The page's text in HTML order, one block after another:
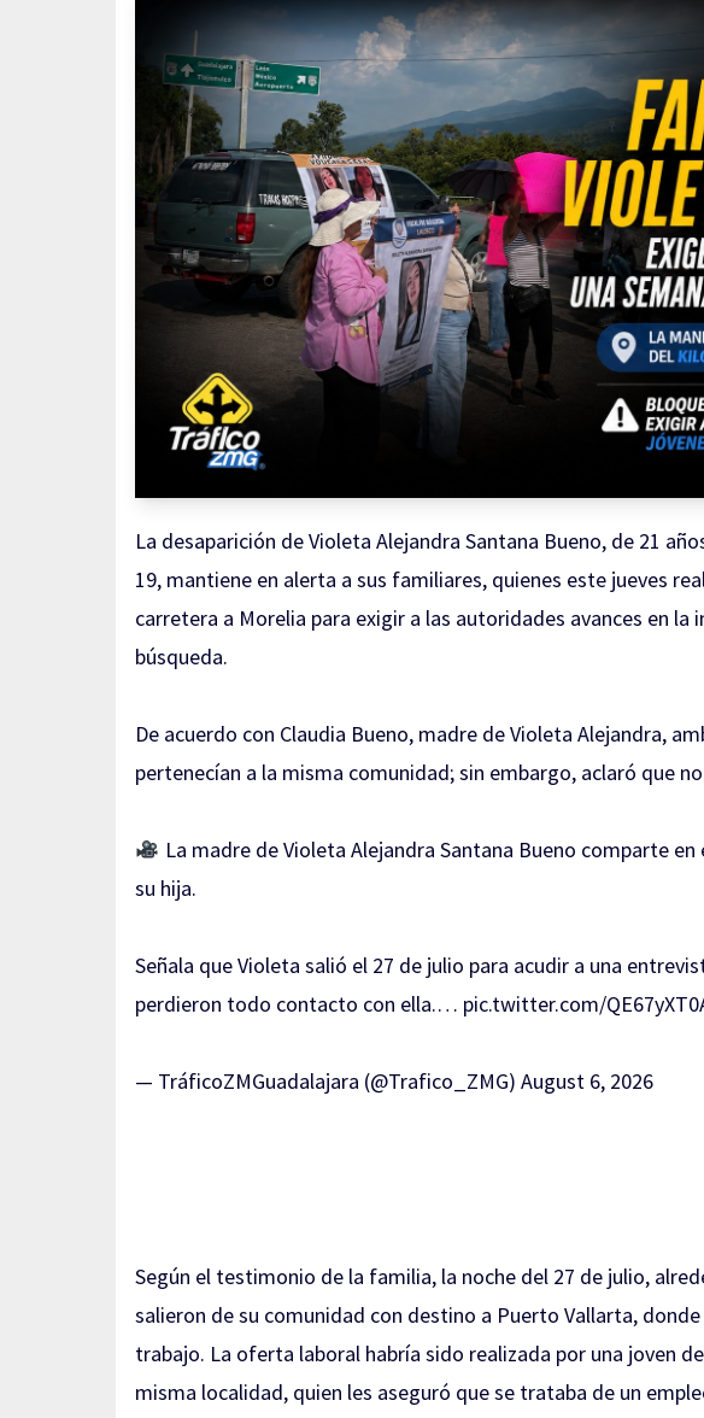
La desaparición de Violeta Alejandra Santana Bueno, de 21
19, mantiene en alerta a sus familiares, quienes este jueves
carretera a Morelia para exigir a las autoridades avances en la
búsqueda.
De acuerdo con Claudia Bueno, madre de Violeta Alejandra,
pertenecían a la misma comunidad; sin embargo, aclaró que
La madre de Violeta Alejandra Santana Bueno comparte
su hija.
Señala que Violeta salió el 27 de julio para acudir a una
perdieron todo contacto con ella.… pic.twitter.com/
— TráficoZMGuadalajara (@Trafico_ZMG) August 6, 2026
Según el testimonio de la familia, la noche del 27 de julio,
salieron de su comunidad con destino a Puerto Vallarta,
trabajo. La oferta laboral habría sido realizada por una joven
misma localidad, quien les aseguró que se trataba de un